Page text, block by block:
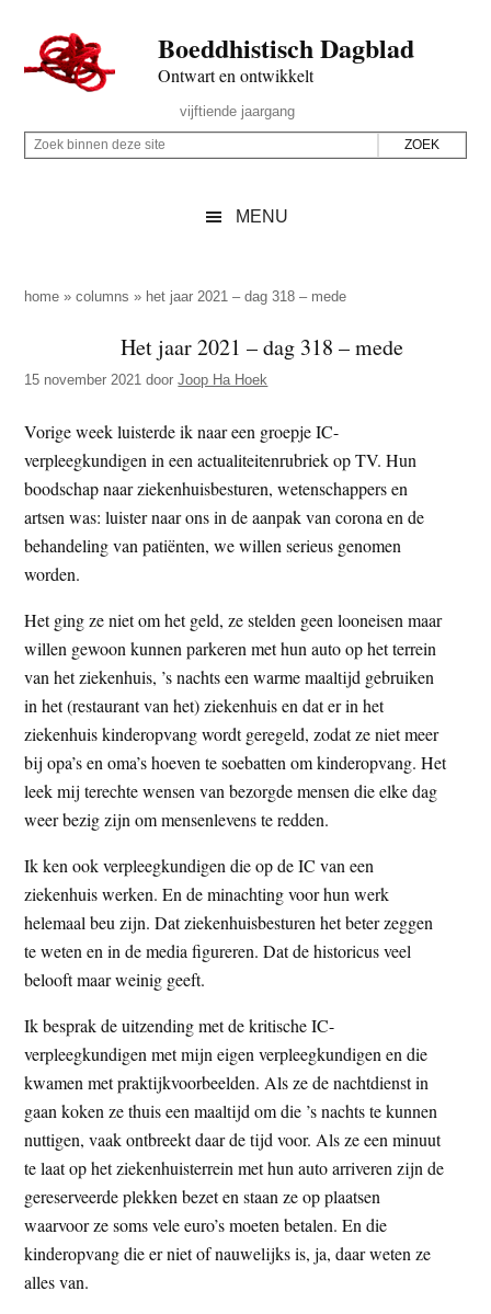
naar
de
inhoud
secondary
naar
de
sidebar
naar
de
Boeddhistisch Dagblad
Ontwart en ontwikkelt
Rechts
vijftiende jaargang
Z
p
z
e
s
i
t
e
Z
i
e
d
e
z
e
s
i
e
MENU
home »columns » het jaar 2021 – dag 318 – mede
Het jaar 2021 – dag 318 – mede
15 november 2021 doorJoop Ha Hoek
Vorige week luisterde ik naar een groepje IC-
verpleegkundigen in een actualiteitenrubriek op TV. Hun
boodschap naar ziekenhuisbesturen, wetenschappers en
artsen was: luister naar ons in de aanpak van corona en de
behandeling van patiënten, we willen serieus genomen
worden.
Het ging ze niet om het geld, ze stelden geen looneisen maar
willen gewoon kunnen parkeren met hun auto op het terrein
van het ziekenhuis, ’s nachts een warme maaltijd gebruiken
in het (restaurant van het) ziekenhuis en dat er in het
ziekenhuis kinderopvang wordt geregeld, zodat ze niet meer
bij opa’s en oma’s hoeven te soebatten om kinderopvang. Het
leek mij terechte wensen van bezorgde mensen die elke dag
weer bezig zijn om mensenlevens te redden.
Ik ken ook verpleegkundigen die op de IC van een
ziekenhuis werken. En de minachting voor hun werk
helemaal beu zijn. Dat ziekenhuisbesturen het beter zeggen
te weten en in de media figureren. Dat de historicus veel
belooft maar weinig geeft.
Ik besprak de uitzending met de kritische IC-
verpleegkundigen met mijn eigen verpleegkundigen en die
kwamen met praktijkvoorbeelden. Als ze de nachtdienst in
gaan koken ze thuis een maaltijd om die ’s nachts te kunnen
nuttigen, vaak ontbreekt daar de tijd voor. Als ze een minuut
te laat op het ziekenhuisterrein met hun auto arriveren zijn de
gereserveerde plekken bezet en staan ze op plaatsen
waarvoor ze soms vele euro’s moeten betalen. En die
kinderopvang die er niet of nauwelijks is, ja, daar weten ze
alles van.